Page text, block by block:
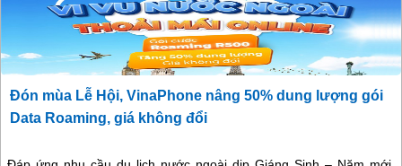
Đón mùa Lễ Hội, VinaPhone nâng 50% dung lượng gói
Data Roaming, giá không đổi